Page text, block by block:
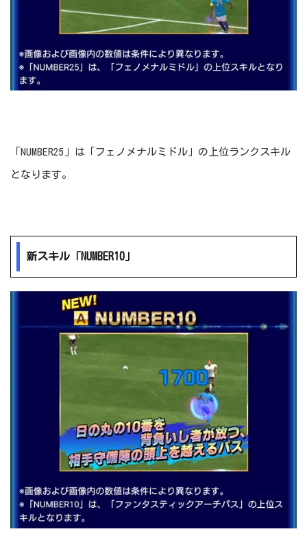
「NUMBER25」は「フェノメナルミドル」の上位ランクスキル
となります。
新スキル「NUMBER10」